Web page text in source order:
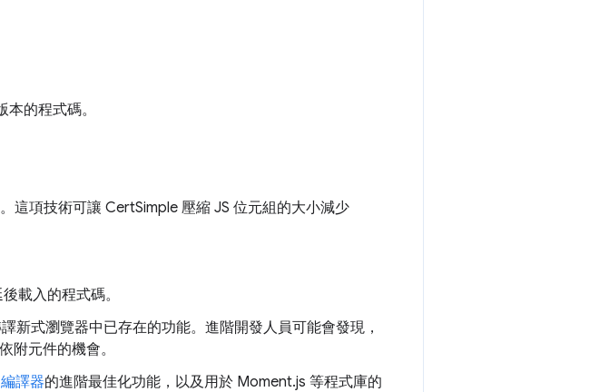
本的程式碼。
這項技術可讓 CertSimple 壓縮 JS 位元組的大小減少
載入的程式碼。
新式瀏覽器中已存在的功能。進階開發人員可能會發現，
附元件的機會。
譯器的進階最佳化功能，以及用於 Moment.js 等程式庫的